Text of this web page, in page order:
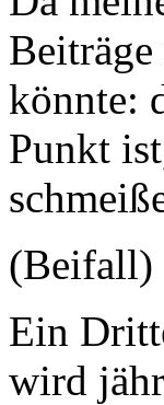
könnte:
Punkt
(Beifall)
Ein
wird